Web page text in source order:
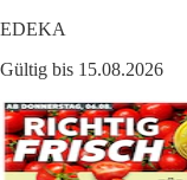
EDEKA
Gültig bis 15.08.2026